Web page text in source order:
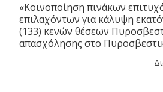
«Κοινοποίηση πινάκων
επιλαχόντων για κάλυψη
(133) κενών θέσεων
απασχόλησης στο